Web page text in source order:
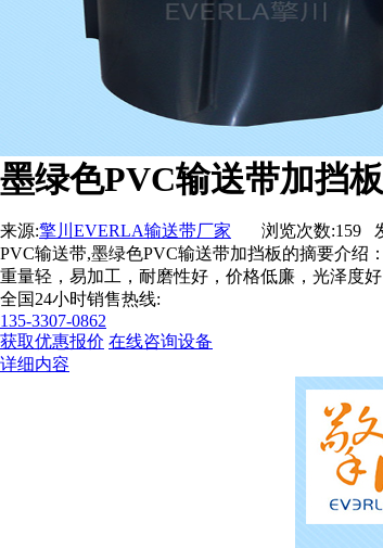
墨绿色PVC输送带加挡板
来源:擎川EVERLA输送带厂家 浏览次数:159 发
PVC输送带,墨绿色PVC输送带加挡板的摘要介绍：
重量轻，易加工，耐磨性好，价格低廉，光泽度
全国24小时销售热线:
135-3307-0862
获取优惠报价 在线咨询设备
详细内容